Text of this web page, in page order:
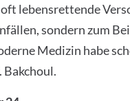
lebensrettende
sondern zum
Medizin habe
Bakchoul.